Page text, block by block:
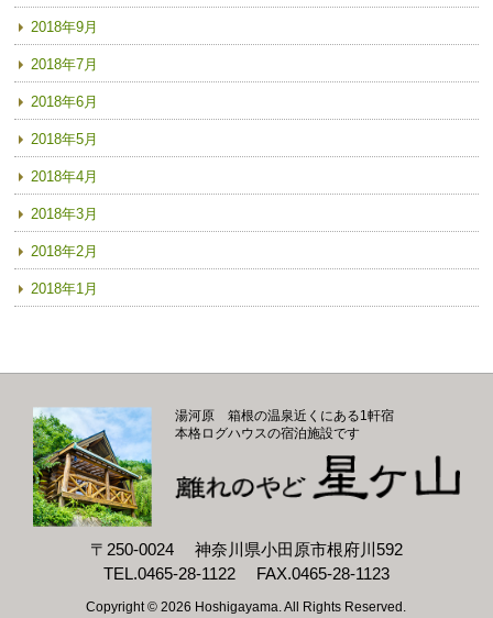
2018年9月
2018年7月
2018年6月
2018年5月
2018年4月
2018年3月
2018年2月
2018年1月
湯河原 箱根の温泉近くにある1軒宿
本格ログハウスの宿泊施設です
〒250-0024
神奈川県小田原市根府川592
TEL.0465-28-1122
FAX.0465-28-1123
Copyright ©2026 Hoshigayama. All Rights Reserved.